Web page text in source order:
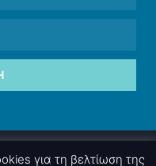
για τη βελτίωση της